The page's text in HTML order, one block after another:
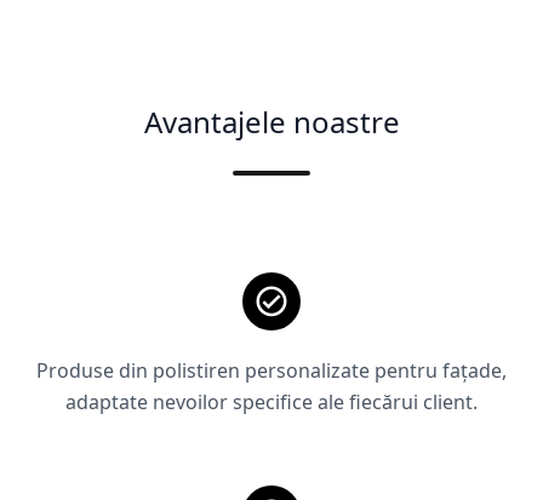
Avantajele noastre
Produse din polistiren personalizate pentru fațade,
adaptate nevoilor specifice ale fiecărui client.